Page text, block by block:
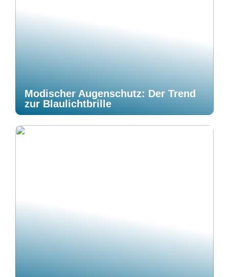
Modischer Augenschutz: Der Trend
zur Blaulichtbrille